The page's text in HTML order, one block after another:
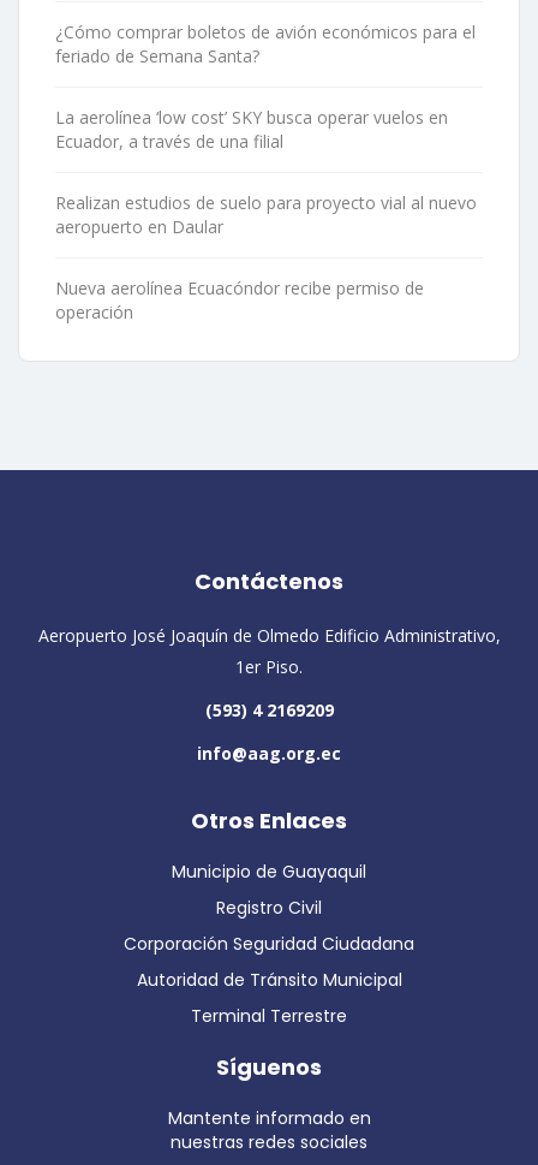
¿Cómo comprar boletos de avión económicos para el
feriado de Semana Santa?
La aerolínea ‘low cost’ SKY busca operar vuelos en
Ecuador, a través de una filial
Realizan estudios de suelo para proyecto vial al nuevo
aeropuerto en Daular
Nueva aerolínea Ecuacóndor recibe permiso de
operación
Contáctenos
Aeropuerto José Joaquín de Olmedo Edificio Administrativo,
1er Piso.
(593) 4 2169209
info@aag.org.ec
Otros Enlaces
Municipio de Guayaquil
Registro Civil
Corporación Seguridad Ciudadana
Autoridad de Tránsito Municipal
Terminal Terrestre
Síguenos
Mantente informado en
nuestras redes sociales